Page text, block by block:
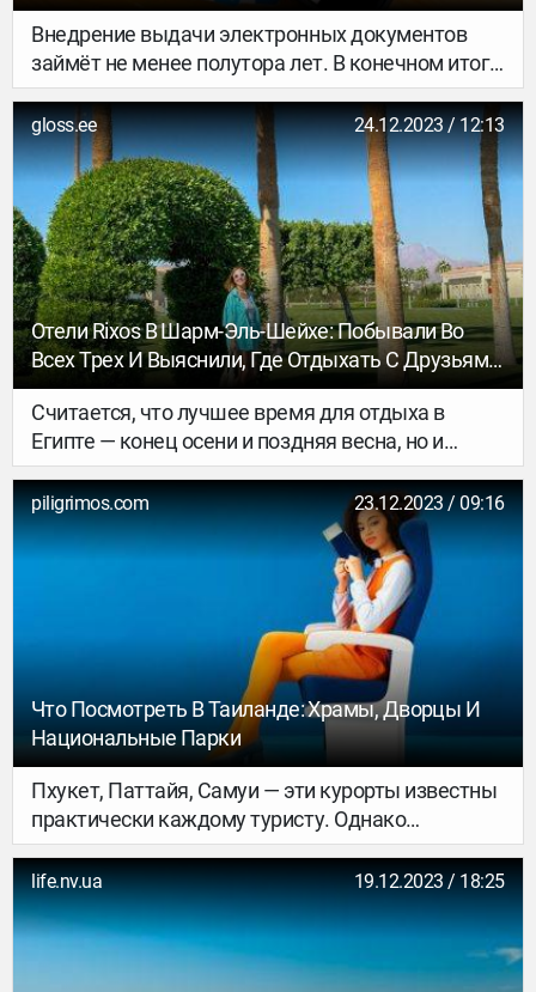
Внедрение выдачи электронных документов
займёт не менее полутора лет. В конечном итоге
планируется ввести безбумажный стандарт для
всей работы с визами США…
gloss.ee 24.12.2023 / 12:13
Отели Rixos В Шарм-Эль-Шейхе: Побывали Во
Всех Трех И Выяснили, Где Отдыхать С Друзьями,
Где — С Семьей, А Где — Без Детей
Считается, что лучшее время для отдыха в
Египте — конец осени и поздняя весна, но и
зимой это направление весьма популярно среди
эстонских туристов. В конце концов, что для
египтянина зима, то для нас — лето.
piligrimos.com 23.12.2023 / 09:16
Что Посмотреть В Таиланде: Храмы, Дворцы И
Национальные Парки
Пхукет, Паттайя, Самуи — эти курорты известны
практически каждому туристу. Однако
интересные места в Таиланде не
ограничиваются пляжами. Древние дворцы,
живописная природа и уникальные храмы —
стоит только отойти от побережья, как перед
вами откроется другая, удивительная Азия. Мы
life.nv.ua 19.12.2023 / 18:25